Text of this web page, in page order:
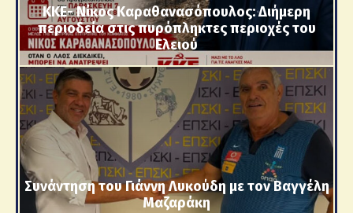
ΚΚΕ- Νίκος Καραθανασόπουλος: Διήμερη
περιοδεία στις πυρόπληκτες περιοχές του
Ελειού
Συνάντηση του Γιάννη Λυκούδη με τον Βαγγέλη
Μαζαράκη